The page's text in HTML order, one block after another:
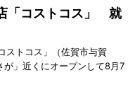
「コストコス」 就
ストコス」（佐賀市与賀
」近くにオープンして8月7